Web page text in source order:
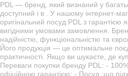
PDL — бренд, який визнаний у
доступний і в . У нашому інтернет-
оригінальний посуд PDL з гарантією
вигідними умовами замовлення.
надійністю, функціональністю та
Його продукція — це оптимальне
практичності. Якщо ви шукаєте, де
Переваги покупки бренду PDL: -
офіційною гарантією; - Посуд, що